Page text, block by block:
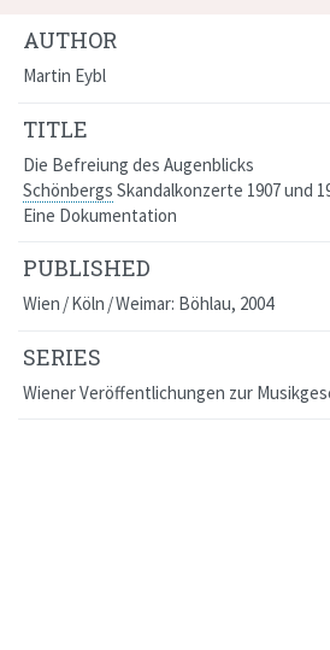
AUTHOR
Martin Eybl
TITLE
Die Befreiung des Augenblicks
Schönbergs Skandalkonzerte 1907 und
Eine Dokumentation
PUBLISHED
Wien / Köln / Weimar: Böhlau, 2004
SERIES
Wiener Veröffentlichungen zur